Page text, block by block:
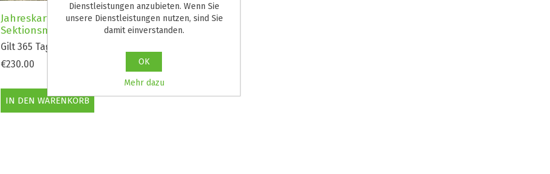
Jahreskarte Erwachsener
Sektionsmitglieder
Gilt 365 Tage ab Kauf.
€230.00
Dienstleistungen anzubieten. Wenn Sie
unsere Dienstleistungen nutzen, sind Sie
damit einverstanden.
OK
Mehr dazu